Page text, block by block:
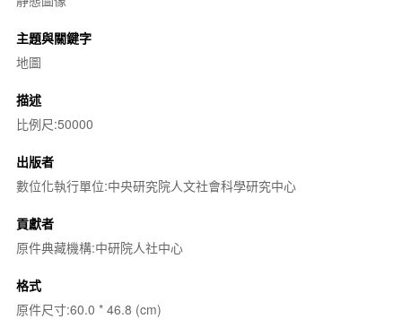
主題與關鍵字
地圖
描述
比例尺:50000
出版者
數位化執行單位:中央研究院人文社會科學研究中心
貢獻者
原件典藏機構:中研院人社中心
格式
原件尺寸:60.0 * 46.8 (cm)